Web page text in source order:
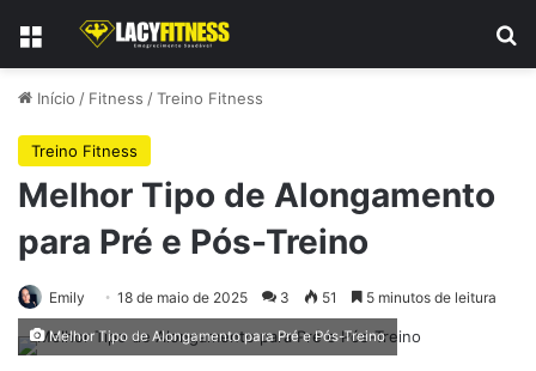
Menu
Início / Fitness /Treino Fitness
Treino Fitness
Melhor Tipo de Alongamento
para Pré e Pós-Treino
Emily 18 de maio de 2025 3 51 5 minutos de leitura
Melhor Tipo de Alongamento para Pré e Pós-Treino